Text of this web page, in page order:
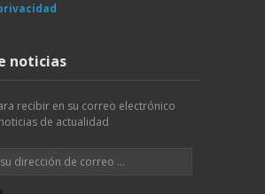
noticias
recibir en su correo electrónico
de actualidad